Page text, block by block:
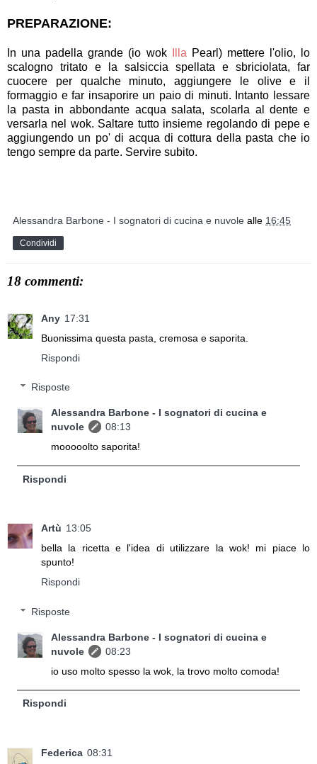
PREPARAZIONE:
In una padella grande (io wok Illa Pearl) mettere l'olio, lo
scalogno tritato e la salsiccia spellata e sbriciolata, far
cuocere per qualche minuto, aggiungere le olive e il
formaggio e far insaporire un paio di minuti. Intanto lessare
la pasta in abbondante acqua salata, scolarla al dente e
versarla nel wok. Saltare tutto insieme regolando di pepe e
aggiungendo un po' di acqua di cottura della pasta che io
tengo sempre da parte. Servire subito.
Alessandra Barbone - I sognatori di cucina e nuvole alle 16:45
Condividi
18 commenti:
Any 17:31
Buonissima questa pasta, cremosa e saporita.
Rispondi
Risposte
Alessandra Barbone - I sognatori di cucina e
nuvole
08:13
mooooolto saporita!
Rispondi
Artù 13:05
bella la ricetta e l'idea di utilizzare la wok! mi piace lo
spunto!
Rispondi
Risposte
Alessandra Barbone - I sognatori di cucina e
nuvole
08:23
io uso molto spesso la wok, la trovo molto comoda!
Rispondi
Federica 08:31